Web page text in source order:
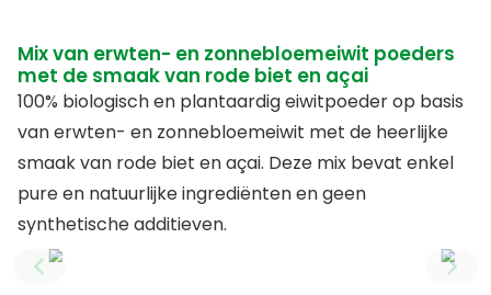
Mix van erwten- en zonnebloemeiwit poeders
met de smaak van rode biet en açai
100% biologisch en plantaardig eiwitpoeder op basis
van erwten- en zonnebloemeiwit met de heerlijke
smaak van rode biet en açai. Deze mix bevat enkel
pure en natuurlijke ingrediënten en geen
synthetische additieven.
Previous slide